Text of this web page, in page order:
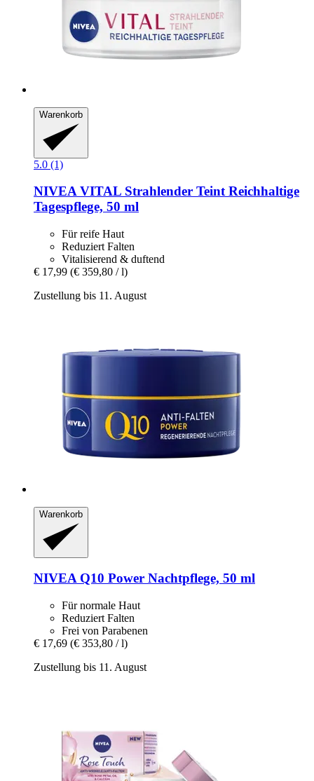
Warenkorb
5.0 (1)
NIVEAVITAL Strahlender Teint Reichhaltige
Tagespflege, 50 ml
Für reife Haut
Reduziert Falten
Vitalisierend & duftend
€ 17,99 (€ 359,80 / l)
Zustellung bis 11. August
Warenkorb
NIVEAQ10 Power Nachtpflege, 50 ml
Für normale Haut
Reduziert Falten
Frei von Parabenen
€ 17,69 (€ 353,80 / l)
Zustellung bis 11. August